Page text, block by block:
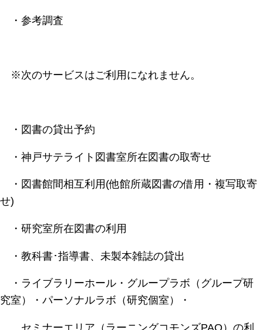
・参考調査
※次のサービスはご利用になれません。
・図書の貸出予約
・神戸サテライト図書室所在図書の取寄せ
・図書館間相互利用(他館所蔵図書の借用・複写取寄
せ)
・研究室所在図書の利用
・教科書･指導書、未製本雑誌の貸出
・ライブラリーホール・グループラボ（グループ研
究室）・パーソナルラボ（研究個室）・
セミナーエリア（ラーニングコモンズPAO）の利